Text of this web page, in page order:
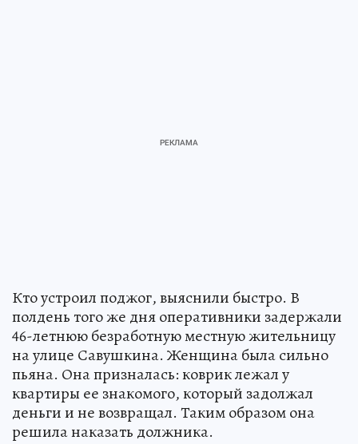
Кто устроил поджог, выяснили быстро. В
полдень того же дня оперативники задержали
46-летнюю безработную местную жительницу
на улице Савушкина. Женщина была сильно
пьяна. Она призналась: коврик лежал у
квартиры ее знакомого, который задолжал
деньги и не возвращал. Таким образом она
решила наказать должника.